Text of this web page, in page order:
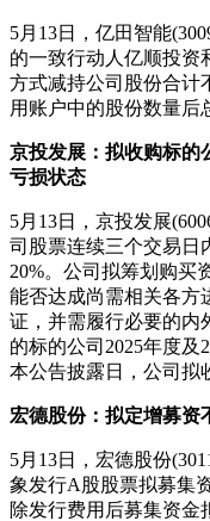
5月13日，亿田智能
的一致行动人亿顺投资
方式减持公司股份合计
用账户中的股份数量后
京投发展：拟收购标的
亏损状态
5月13日，京投发展
司股票连续三个交易日
20%。公司拟筹划购买
能否达成尚需相关各方
证，并需履行必要的内
的标的公司2025年度及
本公告披露日，公司拟
宏德股份：拟定增募资
5月13日，宏德股份
象发行A股股票拟募集
除发行费用后募集资金